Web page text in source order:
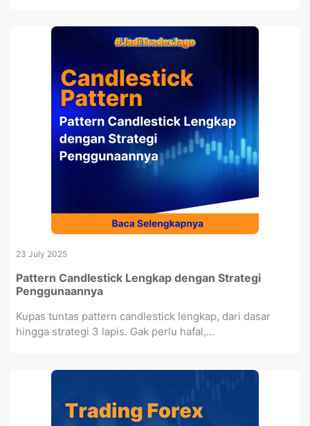
23 July 2025
Pattern Candlestick Lengkap dengan Strategi
Penggunaannya
Kupas tuntas pattern candlestick lengkap, dari dasar
hingga strategi 3 lapis. Gak perlu hafal,...